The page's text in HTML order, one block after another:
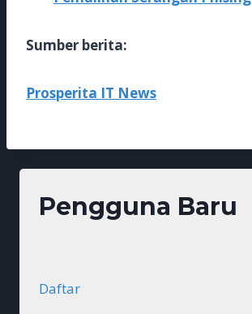
Sumber berita:
Prosperita IT News
Pengguna Baru
Daftar